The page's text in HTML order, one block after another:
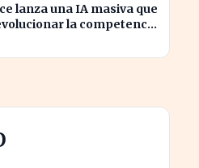
lanza una IA masiva que
la competencia